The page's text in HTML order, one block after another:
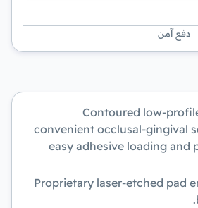
دفع آمن
Contoured low-
convenient occlusal-gingival
easy adhesive loading and
Proprietary laser-etched pad